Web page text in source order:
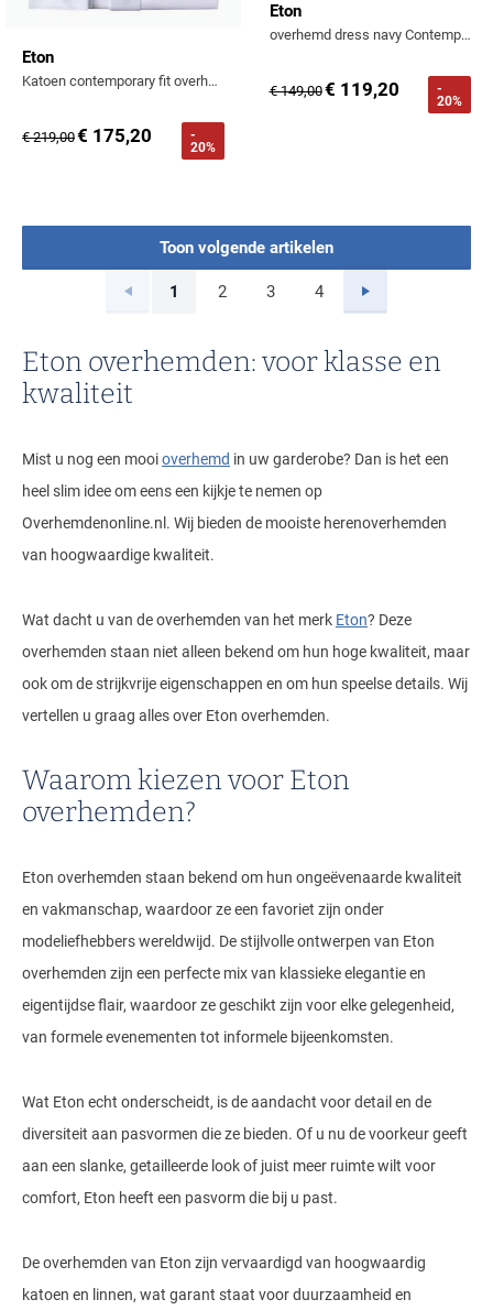
Eton
Katoen contemporary fit overhemd structuur wit
€ 219,00€ 175,20
-
20%
Eton
overhemd dress navy Contemporary fit
€ 149,00€ 119,20
-
20%
Toon volgende artikelen
Vorige
1
2
3
4 Volgende
Eton overhemden: voor klasse en
kwaliteit
Mist u nog een mooioverhemd in uw garderobe? Dan is het een
heel slim idee om eens een kijkje te nemen op
Overhemdenonline.nl. Wij bieden de mooiste herenoverhemden
van hoogwaardige kwaliteit.
Wat dacht u van de overhemden van het merk Eton? Deze
overhemden staan niet alleen bekend om hun hoge kwaliteit, maar
ook om de strijkvrije eigenschappen en om hun speelse details. Wij
vertellen u graag alles over Eton overhemden.
Waarom kiezen voor Eton
overhemden?
Eton overhemden staan bekend om hun ongeëvenaarde kwaliteit
en vakmanschap, waardoor ze een favoriet zijn onder
modeliefhebbers wereldwijd. De stijlvolle ontwerpen van Eton
overhemden zijn een perfecte mix van klassieke elegantie en
eigentijdse flair, waardoor ze geschikt zijn voor elke gelegenheid,
van formele evenementen tot informele bijeenkomsten.
Wat Eton echt onderscheidt, is de aandacht voor detail en de
diversiteit aan pasvormen die ze bieden. Of u nu de voorkeur geeft
aan een slanke, getailleerde look of juist meer ruimte wilt voor
comfort, Eton heeft een pasvorm die bij u past.
De overhemden van Eton zijn vervaardigd van hoogwaardig
katoen en linnen, wat garant staat voor duurzaamheid en